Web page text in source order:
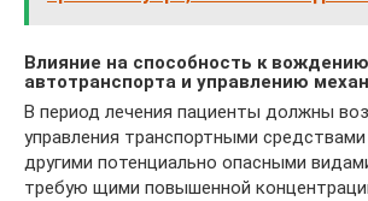
Влияние на способность к вождению
автотранспорта и управлению
В период лечения пациенты должны
управления транспортными
другими потенциально опасными
требую­ щими повышенной